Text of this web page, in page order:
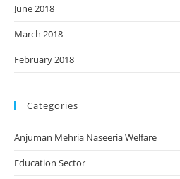
June 2018
March 2018
February 2018
Categories
Anjuman Mehria Naseeria Welfare
Education Sector